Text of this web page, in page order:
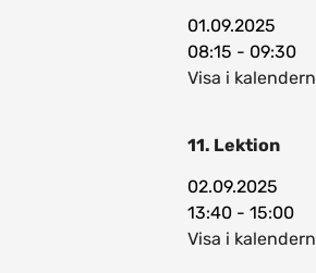
01.09.2025
08:15 - 09:30
Visa i kalendern
11. Lektion
02.09.2025
13:40 - 15:00
Visa i kalendern